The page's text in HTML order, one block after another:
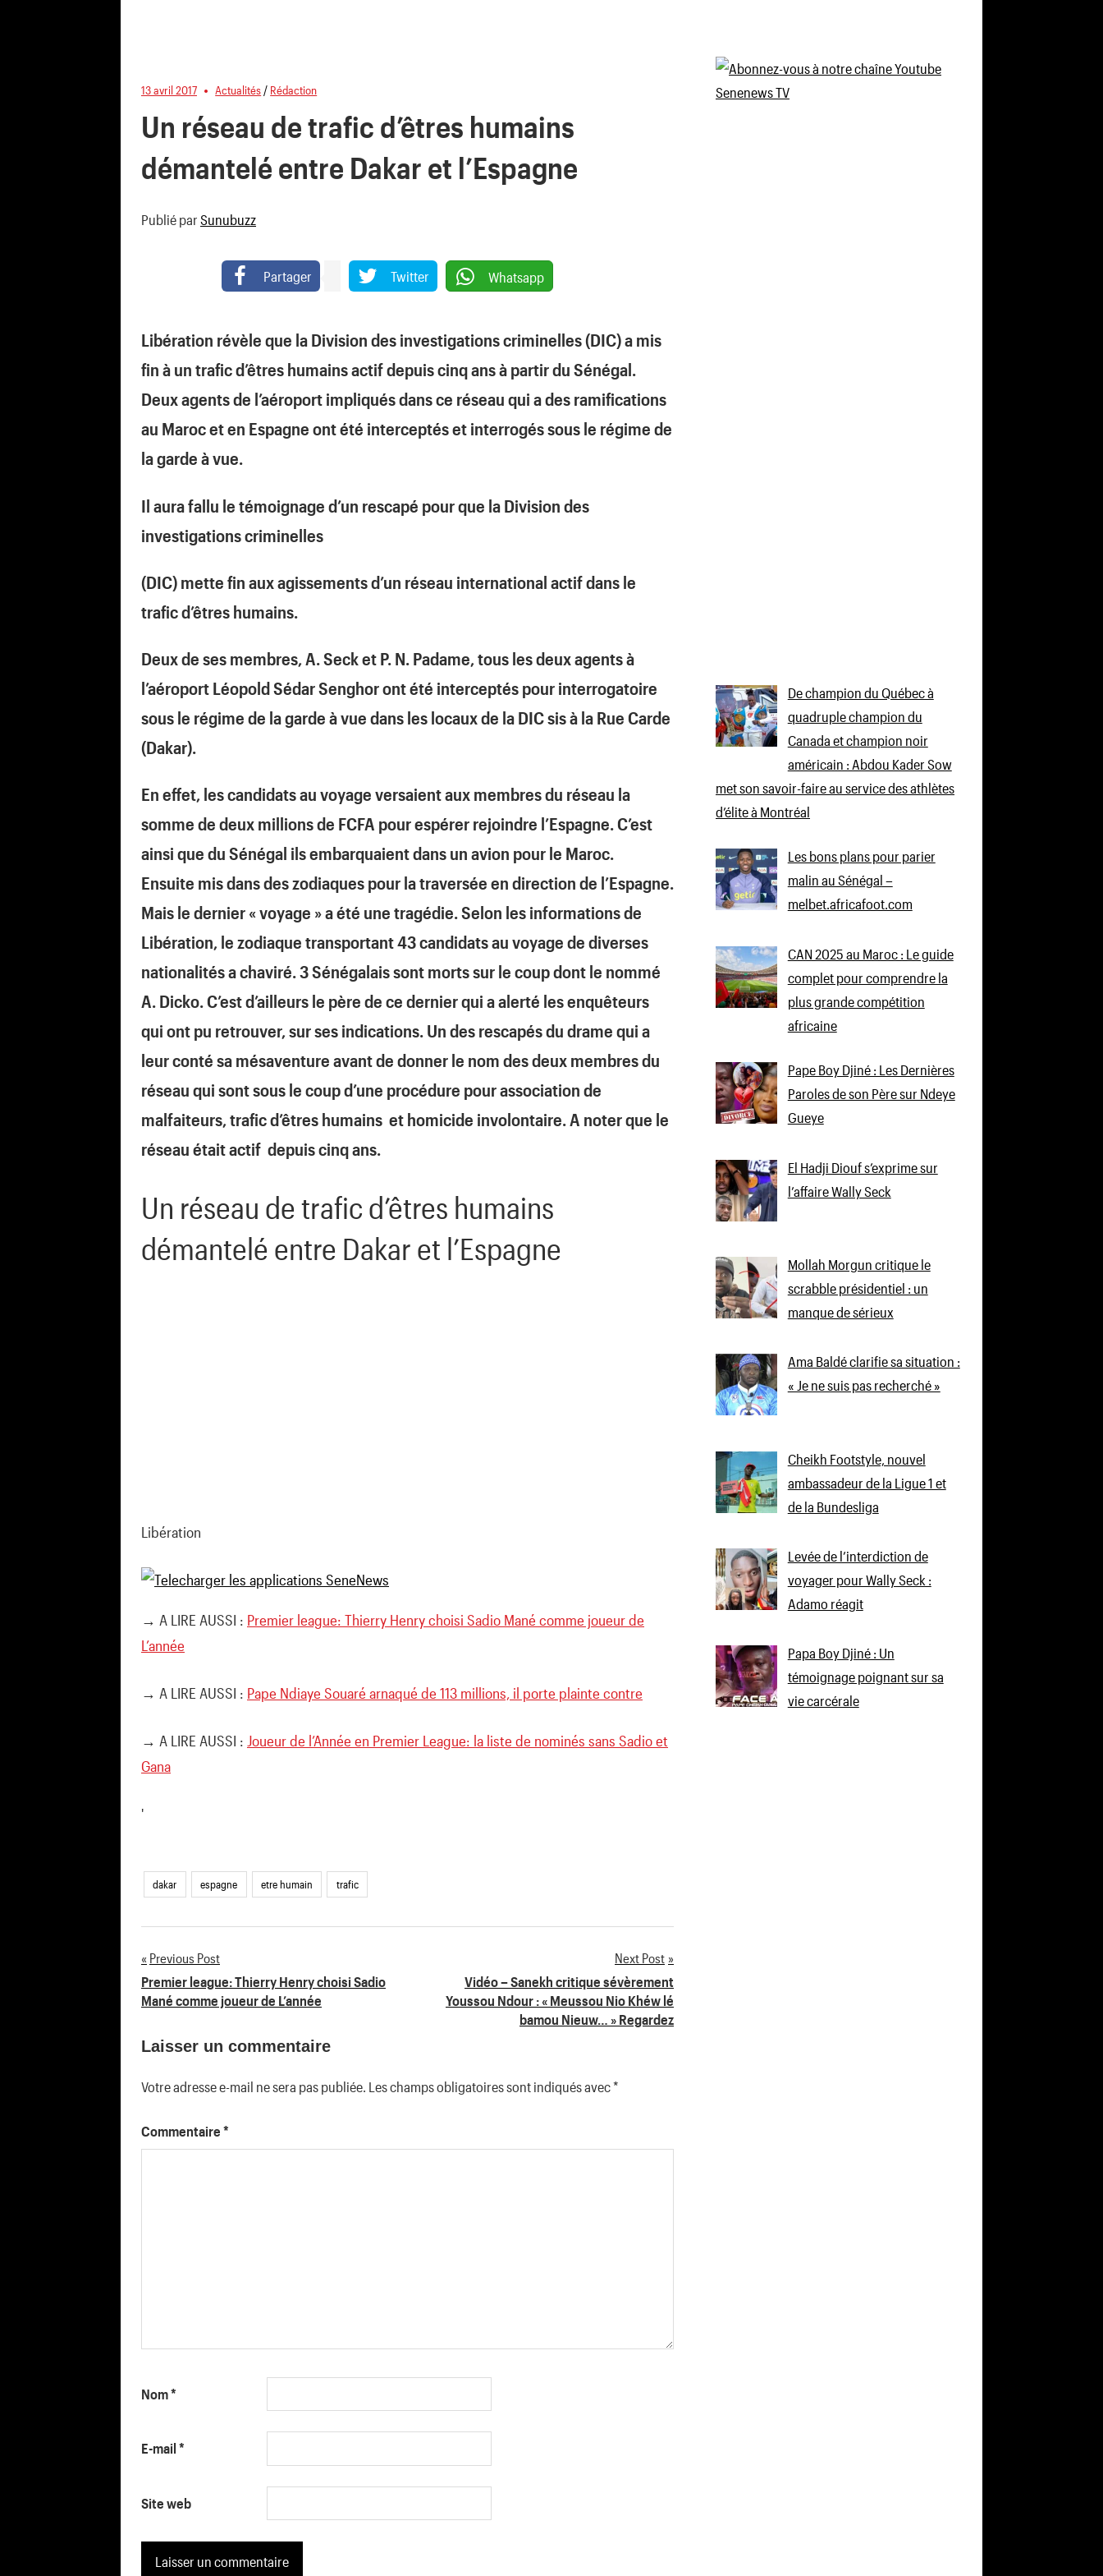
13 avril 2017 Actualités / Rédaction
Un réseau de trafic d’êtres humains
démantelé entre Dakar et l’Espagne
Publié par Sunubuzz
Partager Twitter Whatsapp
Libération révèle que la Division des investigations criminelles (DIC) a mis
fin à un trafic d’êtres humains actif depuis cinq ans à partir du Sénégal.
Deux agents de l’aéroport impliqués dans ce réseau qui a des ramifications
au Maroc et en Espagne ont été interceptés et interrogés sous le régime de
la garde à vue.
Il aura fallu le témoignage d’un rescapé pour que la Division des
investigations criminelles
(DIC) mette fin aux agissements d’un réseau international actif dans le
trafic d’êtres humains.
Deux de ses membres, A. Seck et P. N. Padame, tous les deux agents à
l’aéroport Léopold Sédar Senghor ont été interceptés pour interrogatoire
sous le régime de la garde à vue dans les locaux de la DIC sis à la Rue Carde
(Dakar).
En effet, les candidats au voyage versaient aux membres du réseau la
somme de deux millions de FCFA pour espérer rejoindre l’Espagne. C’est
ainsi que du Sénégal ils embarquaient dans un avion pour le Maroc.
Ensuite mis dans des zodiaques pour la traversée en direction de l’Espagne.
Mais le dernier « voyage » a été une tragédie. Selon les informations de
Libération, le zodiaque transportant 43 candidats au voyage de diverses
nationalités a chaviré. 3 Sénégalais sont morts sur le coup dont le nommé
A. Dicko. C’est d’ailleurs le père de ce dernier qui a alerté les enquêteurs
qui ont pu retrouver, sur ses indications. Un des rescapés du drame qui a
leur conté sa mésaventure avant de donner le nom des deux membres du
réseau qui sont sous le coup d’une procédure pour association de
malfaiteurs, trafic d’êtres humains et homicide involontaire. A noter que le
réseau était actif depuis cinq ans.
Un réseau de trafic d’êtres humains
démantelé entre Dakar et l’Espagne
Libération
→ A LIRE AUSSI : Premier league: Thierry Henry choisi Sadio Mané comme joueur de
L’année
→ A LIRE AUSSI : Pape Ndiaye Souaré arnaqué de 113 millions, il porte plainte contre
→ A LIRE AUSSI : Joueur de l’Année en Premier League: la liste de nominés sans Sadio et
Gana
'
dakar espagne etre humain trafic
Navigation
de
l’article
Previous Post
Premier league: Thierry Henry choisi Sadio
Mané comme joueur de L’année
Next Post
Vidéo – Sanekh critique sévèrement
Youssou Ndour : « Meussou Nio Khéw lé
bamou Nieuw… » Regardez
Laisser un commentaire
Votre adresse e-mail ne sera pas publiée. Les champs obligatoires sont indiqués avec*
Commentaire *
Nom*
E-mail *
Site web
De champion du Québec à
quadruple champion du
Canada et champion noir
américain : Abdou Kader Sow
met son savoir-faire au service des athlètes
d’élite à Montréal
Les bons plans pour parier
malin au Sénégal –
melbet.africafoot.com
CAN 2025 au Maroc : Le guide
complet pour comprendre la
plus grande compétition
africaine
Pape Boy Djiné : Les Dernières
Paroles de son Père sur Ndeye
Gueye
El Hadji Diouf s’exprime sur
l’affaire Wally Seck
Mollah Morgun critique le
scrabble présidentiel : un
manque de sérieux
Ama Baldé clarifie sa situation :
« Je ne suis pas recherché »
Cheikh Footstyle, nouvel
ambassadeur de la Ligue 1 et
de la Bundesliga
Levée de l’interdiction de
voyager pour Wally Seck :
Adamo réagit
Papa Boy Djiné : Un
témoignage poignant sur sa
vie carcérale